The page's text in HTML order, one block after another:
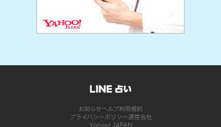
お知らせヘルプ利用規約
プライバシーポリシー運営会社
Yahoo! JAPAN